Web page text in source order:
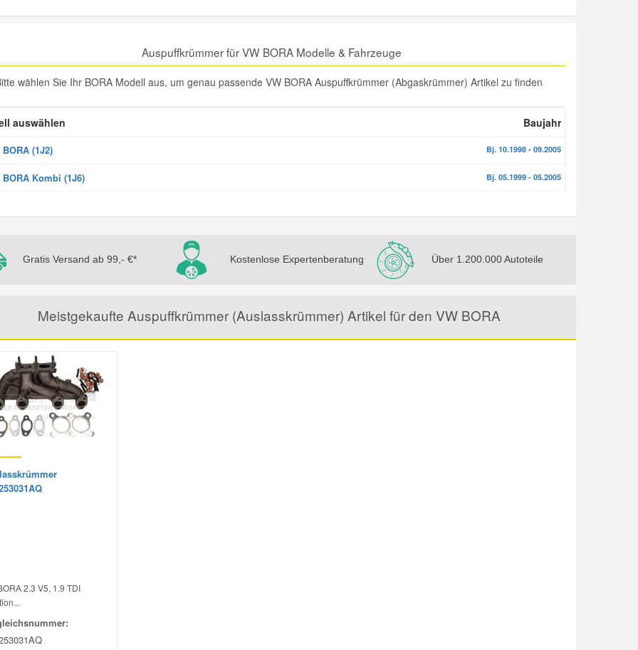
Auspuffkrümmer für VW BORA Modelle & Fahrzeuge
wählen Sie Ihr BORA Modell aus, um genau passende VW BORA Auspuffkrümmer (Abgaskrümmer) Artikel zu finden
auswählen Baujahr
(1J2) Bj. 10.1998 - 09.2005
BORA Kombi (1J6) Bj. 05.1999 - 05.2005
Gratis Versand ab 99,- €* Kostenlose Expertenberatung Über 1.200.000 Autoteile
Meistgekaufte Auspuffkrümmer (Auslasskrümmer) Artikel für den VW BORA
2.3 V5, 1.9 TDI